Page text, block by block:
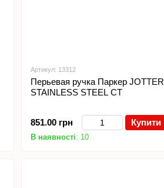
Артикул: 13312
Перьевая ручка Паркер JOTTER
STAINLESS STEEL СТ
851.00 грн Купити
В наявності: 10